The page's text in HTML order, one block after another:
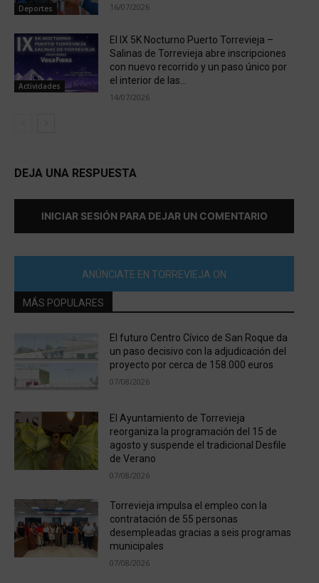
Deportes 16/07/2026
Actividades
El IX 5K Nocturno Puerto Torrevieja –
Salinas de Torrevieja abre inscripciones
con nuevo recorrido y un paso único por
el interior de las...
14/07/2026
DEJA UNA RESPUESTA
INICIAR SESIÓN PARA DEJAR UN COMENTARIO
ANÚNCIATE EN TORREVIEJA ON
MÁS POPULARES
El futuro Centro Cívico de San Roque da
un paso decisivo con la adjudicación del
proyecto por cerca de 158.000 euros
07/08/2026
El Ayuntamiento de Torrevieja
reorganiza la programación del 15 de
agosto y suspende el tradicional Desfile
de Verano
07/08/2026
Torrevieja impulsa el empleo con la
contratación de 55 personas
desempleadas gracias a seis programas
municipales
07/08/2026